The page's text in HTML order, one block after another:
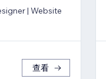
| Website
查看